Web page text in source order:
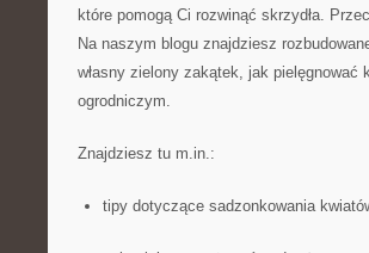
które pomogą Ci rozwinąć skrzydła.
Na naszym blogu znajdziesz
własny zielony zakątek, jak
ogrodniczym.
Znajdziesz tu m.in.:
tipy dotyczące sadzonkowania